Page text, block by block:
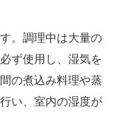
。調理中は大量の
ず使用し、湿気を
の煮込み料理や蒸
い、室内の湿度が